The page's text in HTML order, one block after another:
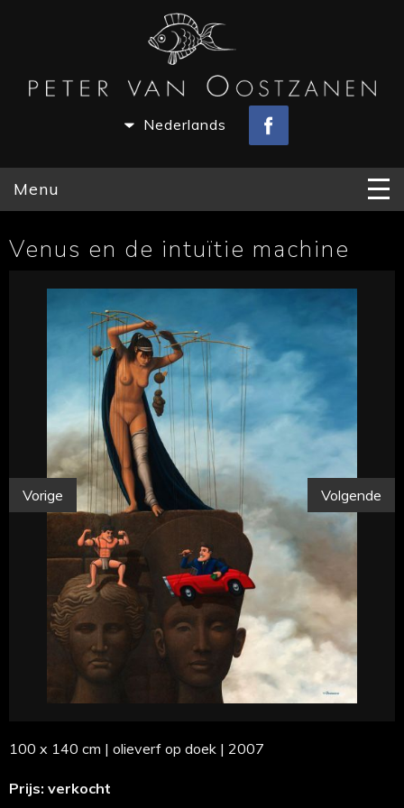
Nederlands
Menu
Venus en de intuïtie machine
Vorige Volgende
100 x 140 cm | olieverf op doek | 2007
Prijs: verkocht